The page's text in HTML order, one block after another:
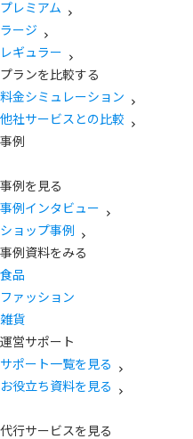
プレミアム
ラージ
レギュラー
プランを比較する
料金シミュレーション
他社サービスとの比較
事例
事例を見る
事例インタビュー
ショップ事例
事例資料をみる
食品
ファッション
雑貨
運営サポート
サポート一覧を見る
お役立ち資料を見る
代行サービスを見る